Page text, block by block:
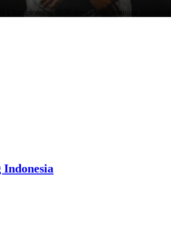
Championship 2026 dengan kemenangan